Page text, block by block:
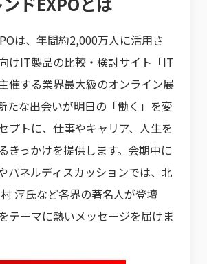
は、年間約2,000万人に活用さ
けIT製品の比較・検討サイト「IT
催する業界最大級のオンライン展
たな出会いが明日の「働く」を変
プトに、仕事やキャリア、人生を
きっかけを提供します。会期中に
パネルディスカッションでは、北
淳氏など各界の著名人が登壇
テーマに熱いメッセージを届けま